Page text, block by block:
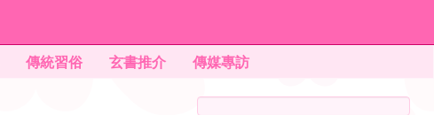
傳統習俗 玄書推介 傳媒專訪